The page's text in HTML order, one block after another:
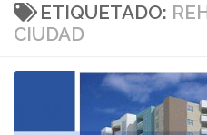
ETIQUETADO:
CIUDAD